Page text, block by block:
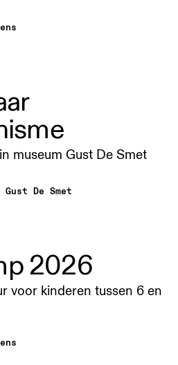
museum Gust De Smet
Gust De Smet
2026
voor kinderen tussen 6 en